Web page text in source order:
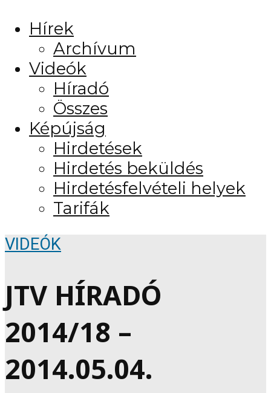
Hírek
Archívum
Videók
Híradó
Összes
Képújság
Hirdetések
Hirdetés beküldés
Hirdetésfelvételi helyek
Tarifák
VIDEÓK
JTV HÍRADÓ
2014/18 –
2014.05.04.